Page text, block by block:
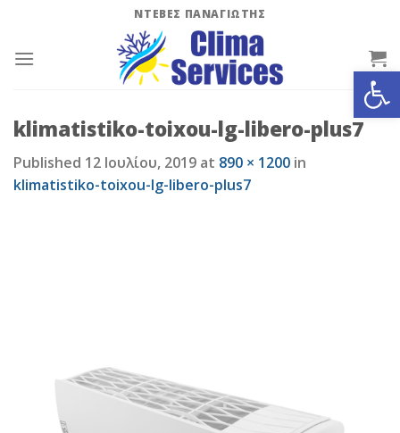
content
ΝΤΕΒΕΣ ΠΑΝΑΓΙΩΤΗΣ
klimatistiko-toixou-lg-libero-plus7
Published 12 Ιουλίου, 2019 at 890 × 1200 in
klimatistiko-toixou-lg-libero-plus7